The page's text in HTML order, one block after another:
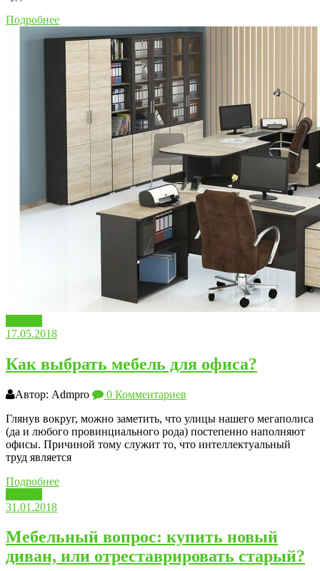
Подробнее
17.05.2018
Как выбрать мебель для офиса?
Автор: Admpro
0 Комментариев
Глянув вокруг, можно заметить, что улицы нашего мегаполиса
(да и любого провинциального рода) постепенно наполняют
офисы. Причиной тому служит то, что интеллектуальный
труд является
Подробнее
31.01.2018
Мебельный вопрос: купить новый
диван, или отреставрировать старый?